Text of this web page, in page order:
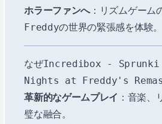
ホラーファンへ：リズムゲーム
Freddyの世界の緊張感を体験。
なぜIncredibox -
Nights at Freddy's
革新的なゲームプレイ ：音楽、
璧な融合。